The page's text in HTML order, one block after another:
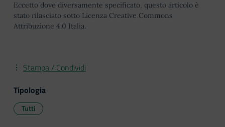
Eccetto dove diversamente specificato, questo articolo è
stato rilasciato sotto Licenza Creative Commons
Attribuzione 4.0 Italia.
Stampa / Condividi
Tipologia
Tutti